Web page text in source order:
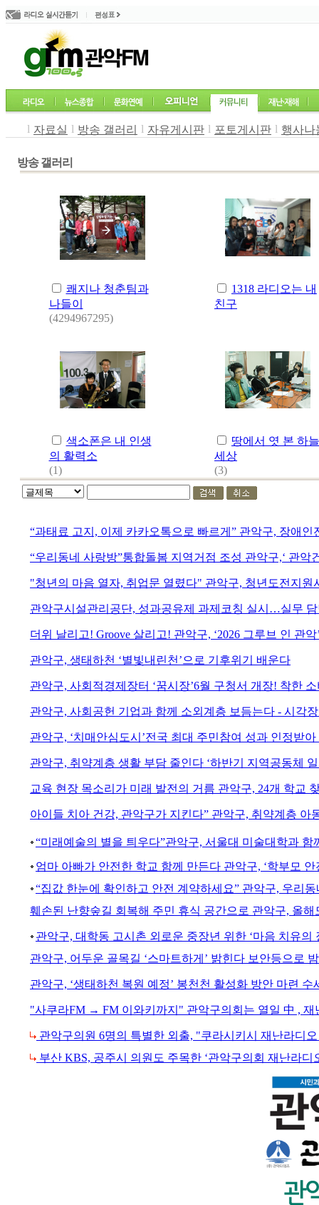
l 자료실 l 방송 갤러리 l 자유게시판 l 포토게시판 l 행사나
방송 갤러리
쾌지나 청춘팀과
나들이
(4294967295)
1318 라디오는 내
친구
색소폰은 내 인생
의 활력소
(1)
땅에서 엿 본 하늘
세상
(3)
“과태료 고지, 이제 카카오톡으로 빠르게” 관악구, 장애
“우리동네 사랑방”통합돌봄 지역거점 조성 관악구,‘ 관악
"청년의 마음 열자, 취업문 열렸다" 관악구, 청년도전지원
관악구시설관리공단, 성과공유제 과제코칭 실시…실무
더위 날리고! Groove 살리고! 관악구, ‘2026 그루브 인 관악
관악구, 생태하천 ‘별빛내린천’으로 기후위기 배운다
관악구, 사회적경제장터 ‘꿈시장’6월 구청서 개장! 착한
관악구, 사회공헌 기업과 함께 소외계층 보듬는다 - 시각
관악구, ‘치매안심도시’전국 최대 주민참여 성과 인정받
관악구, 취약계층 생활 부담 줄인다 ‘하반기 지역공동체
교육 현장 목소리가 미래 발전의 거름 관악구, 24개 학교
아이들 치아 건강, 관악구가 지킨다” 관악구, 취약계층 아
“미래예술의 별을 틔우다”관악구, 서울대 미술대학과 함
엄마 아빠가 안전한 학교 함께 만든다 관악구, ‘학부모 안
“집값 한눈에 확인하고 안전 계약하세요” 관악구, 우리
훼손된 난향숲길 회복해 주민 휴식 공간으로 관악구, 올해
관악구, 대학동 고시촌 외로운 중장년 위한 ‘마음 치유의
관악구, 어두운 골목길 ‘스마트하게’ 밝힌다 보안등으로
관악구, ‘생태하천 복원 예정’ 봉천천 활성화 방안 마련
"사쿠라FM → FM 이와키까지" 관악구의회는 열일 中 , 재
관악구의원 6명의 특별한 외출, "쿠라시키시 재난라디
부산 KBS, 공주시 의원도 주목한 ‘관악구의회 재난라디